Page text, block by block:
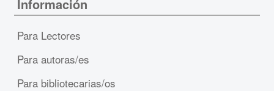
Información
Para Lectores
Para autoras/es
Para bibliotecarias/os